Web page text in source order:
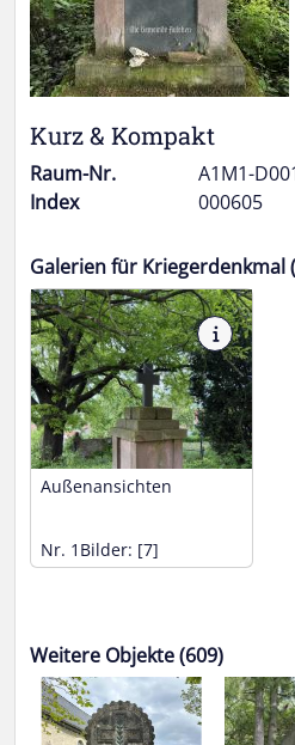
Kurz & Kompakt
Raum-Nr.
A1M1-
Index
000605
Galerien für Kriegerdenkmal
Außenansichten
Nr. 1 Bilder: [7]
Weitere Objekte (609)